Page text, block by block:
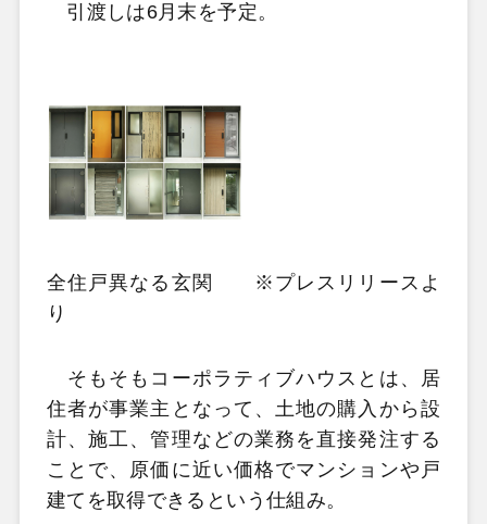
引渡しは6月末を予定。
全住戸異なる玄関 ※プレスリリースよ
り
そもそもコーポラティブハウスとは、居
住者が事業主となって、土地の購入から設
計、施工、管理などの業務を直接発注する
ことで、原価に近い価格でマンションや戸
建てを取得できるという仕組み。